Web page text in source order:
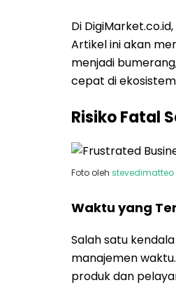
Di
Artikel ini akan
menjadi
cepat di
Risiko Fatal
Foto oleh stevedimatteo
Waktu yang
Salah satu
manajemen
produk dan